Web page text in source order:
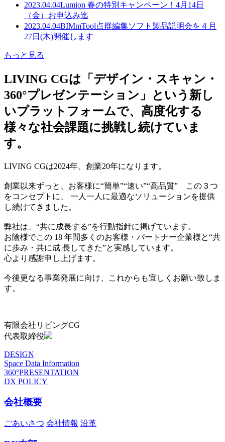
2023.04.04Lumion 春の特別キャンペーン！4月14日
（金）お申込み迄
2023.04.04BIMmTool点群編集ソフト製品説明会を４月
27日(木)開催します
もっと見る
LIVING CGは「デザイン・スキャン・
360°プレゼンテーション」という新し
いプラットフォームで、高度化する
様々な社会課題に挑戦し続けていま
す。
LIVING CGは2024年、創業20年になります。
創業以来ずっと、お客様に“簡単”“速い”“高品質” この３つ
をコンセプトに、 一人一人に最適なソリューションを提供
し続けてきました。
弊社は、“共に成長する”を行動指針に掲げています。
お陰様でこの 18 年間多くのお客様・パートナー企業様と“共
に歩み・共に成 長してきた”と実感しています。
心より感謝申し上げます。
今後更なる事業発展に向け、これからも宜しくお願い致しま
す。
有限会社リビングCG
代表取締役
DESIGN
Space Data Information
360°PRESENTATION
DX POLICY
会社概要
ごあいさつ 会社情報 沿革